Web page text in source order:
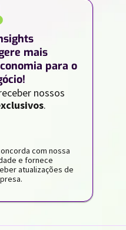
mais
para o
nossos
.
com nossa
e fornece
atualizações de